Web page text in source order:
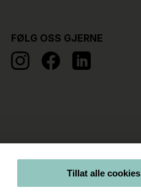
Tillat alle cookies
FØLG OSS GJERNE